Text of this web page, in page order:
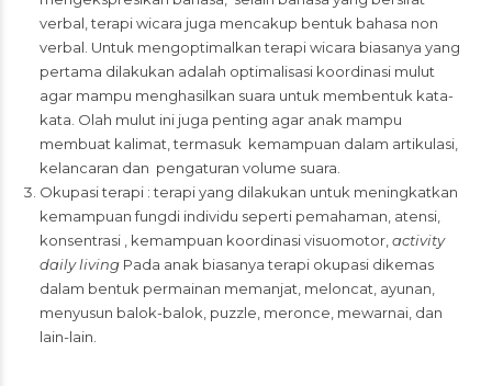
verbal, terapi wicara juga mencakup bentuk bahasa non
verbal. Untuk mengoptimalkan terapi wicara biasanya yang
pertama dilakukan adalah optimalisasi koordinasi mulut
agar mampu menghasilkan suara untuk membentuk kata-
kata. Olah mulut ini juga penting agar anak mampu
membuat kalimat, termasuk kemampuan dalam artikulasi,
kelancaran dan pengaturan volume suara.
Okupasi terapi : terapi yang dilakukan untuk meningkatkan
kemampuan fungdi individu seperti pemahaman, atensi,
konsentrasi , kemampuan koordinasi visuomotor, activity
daily livingPada anak biasanya terapi okupasi dikemas
dalam bentuk permainan memanjat, meloncat, ayunan,
menyusun balok-balok, puzzle, meronce, mewarnai, dan
lain-lain.